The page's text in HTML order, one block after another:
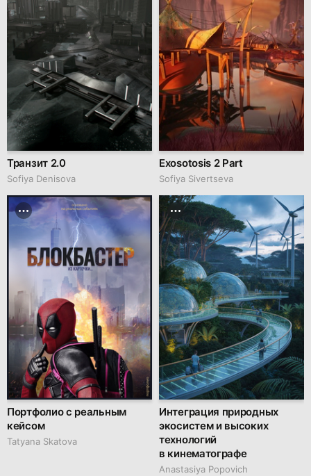
Транзит 2.0
Sofiya Denisova
Exosotosis 2 Part
Sofiya Sivertseva
Портфолио с реальным
кейсом
Tatyana Skatova
Интеграция природных
экосистем и высоких
технологий
в кинематографе
Anastasiya Popovich